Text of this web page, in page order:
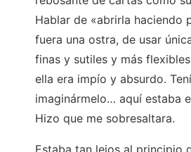
Hablar de «abrirla haciendo
fuera una ostra, de usar
finas y sutiles y más
ella era impío y absurdo.
imaginármelo… aquí estaba
Hizo que me sobresaltara.